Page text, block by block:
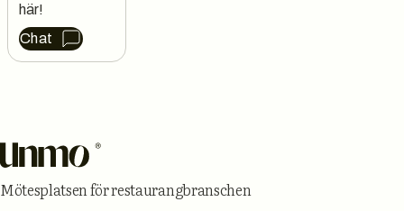
här!
Chat
Mötesplatsen för restaurangbranschen